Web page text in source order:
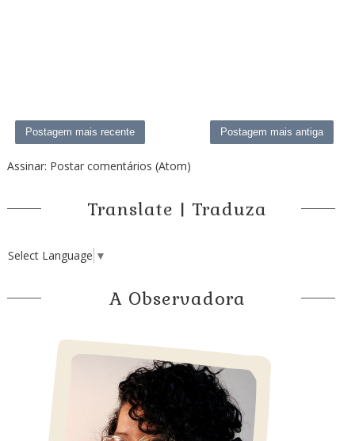
Postagem mais recente Postagem mais antiga
Assinar: Postar comentários (Atom)
Translate | Traduza
Select Language ▼
A Observadora